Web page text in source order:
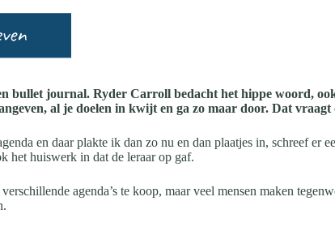
bullet journal. Ryder Carroll bedacht het hippe woord,
al je doelen in kwijt en ga zo maar door. Dat vraagt
en daar plakte ik dan zo nu en dan plaatjes in, schreef
het huiswerk in dat de leraar op gaf.
agenda’s te koop, maar veel mensen maken